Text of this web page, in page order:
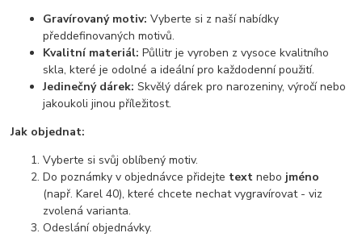
Gravírovaný motiv: Vyberte si z naší nabídky
předdefinovaných motivů.
Kvalitní materiál: Půllitr je vyroben z vysoce kvalitního
skla, které je odolné a ideální pro každodenní použití.
Jedinečný dárek: Skvělý dárek pro narozeniny, výročí nebo
jakoukoli jinou příležitost.
Jak objednat:
Vyberte si svůj oblíbený motiv.
Do poznámky v objednávce přidejte textnebo jméno
(např. Karel 40), které chcete nechat vygravírovat - viz
zvolená varianta.
Odeslání objednávky.